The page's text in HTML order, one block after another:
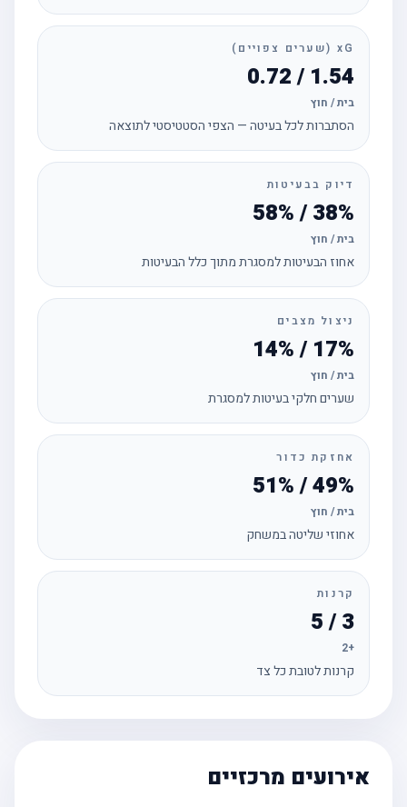
xG (שערים צפויים)
1.54 / 0.72
בית / חוץ
הסתברות לכל בעיטה — הצפי הסטטיסטי לתוצאה
דיוק בבעיטות
38% / 58%
בית / חוץ
אחוז הבעיטות למסגרת מתוך כלל הבעיטות
ניצול מצבים
17% / 14%
בית / חוץ
שערים חלקי בעיטות למסגרת
אחזקת כדור
49% / 51%
בית / חוץ
אחוזי שליטה במשחק
קרנות
3 / 5
קרנות לטובת כל צד
אירועים מרכזיים